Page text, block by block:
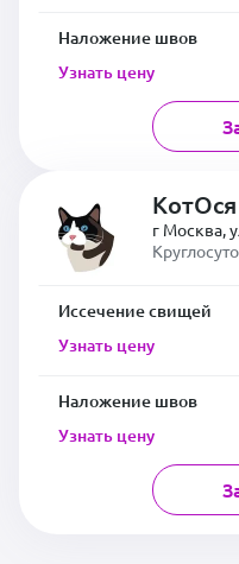
Наложение швов
Узнать цену
КотОся
г Москва,
Иссечение свищей
Узнать цену
Наложение швов
Узнать цену